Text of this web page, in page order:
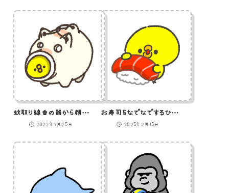
蚊取り線香の器から顔を出すひよこのイラスト
2022年7月25日
お寿司をなでなでするひよこ
2025年2月15日